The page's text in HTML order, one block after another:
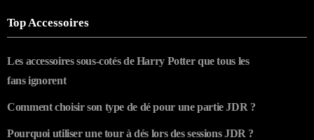
Top Accessoires
Les accessoires sous-cotés de Harry Potter que tous les
fans ignorent
Comment choisir son type de dé pour une partie JDR ?
Pourquoi utiliser une tour à dés lors des sessions JDR ?